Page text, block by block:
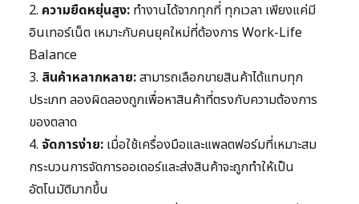
2. ความยืดหยุ่นสูง: ทำงานได้จากทุกที่ ทุกเวลา เพียงแค่มี
อินเทอร์เน็ต เหมาะกับคนยุคใหม่ที่ต้องการ Work-Life
Balance
3. สินค้าหลากหลาย:สามารถเลือกขายสินค้าได้แทบทุก
ประเภท ลองผิดลองถูกเพื่อหาสินค้าที่ตรงกับความต้องการ
ของตลาด
4. จัดการง่าย: เมื่อใช้เครื่องมือและแพลตฟอร์มที่เหมาะสม
กระบวนการจัดการออเดอร์และส่งสินค้าจะถูกทำให้เป็น
อัตโนมัติมากขึ้น